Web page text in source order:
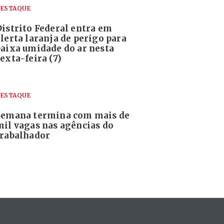
Federal entra em
laranja de perigo para
umidade do ar nesta
feira (7)
termina com mais de
vagas nas agências do